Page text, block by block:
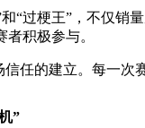
过梗王”，不仅销
积极参与。
的建立。每一次
”